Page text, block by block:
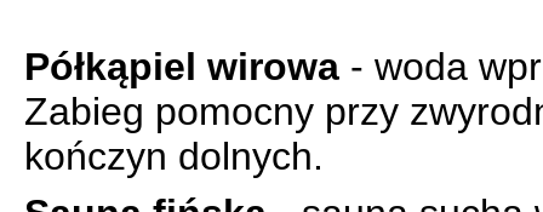
Półkąpiel wirowa - woda
Zabieg pomocny przy
kończyn dolnych.